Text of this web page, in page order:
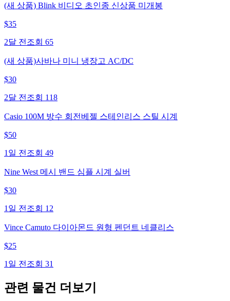
(새 상품) Blink 비디오 초인종 신상품 미개봉
$35
2달 전 조회 65
(새 상품)사바나 미니 냉장고 AC/DC
$30
2달 전 조회 118
Casio 100M 방수 회전베젤 스테인리스 스틸 시계
$50
1일 전 조회 49
Nine West 메시 밴드 심플 시계 실버
$30
1일 전 조회 12
Vince Camuto 다이아몬드 원형 펜던트 네클리스
$25
1일 전 조회 31
관련 물건 더보기